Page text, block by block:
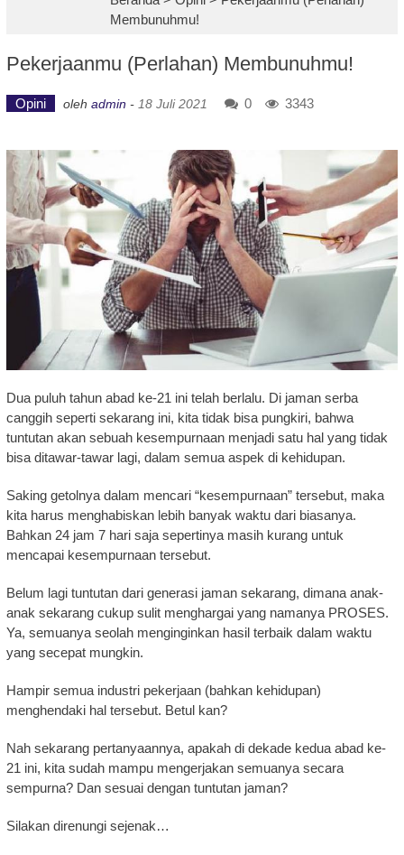
Membunuhmu!
Pekerjaanmu (Perlahan) Membunuhmu!
Opini oleh admin - 18 Juli 2021 0 3343
Dua puluh tahun abad ke-21 ini telah berlalu. Di jaman serba
canggih seperti sekarang ini, kita tidak bisa pungkiri, bahwa
tuntutan akan sebuah kesempurnaan menjadi satu hal yang tidak
bisa ditawar-tawar lagi, dalam semua aspek di kehidupan.
Saking getolnya dalam mencari “kesempurnaan” tersebut, maka
kita harus menghabiskan lebih banyak waktu dari biasanya.
Bahkan 24 jam 7 hari saja sepertinya masih kurang untuk
mencapai kesempurnaan tersebut.
Belum lagi tuntutan dari generasi jaman sekarang, dimana anak-
anak sekarang cukup sulit menghargai yang namanya PROSES.
Ya, semuanya seolah menginginkan hasil terbaik dalam waktu
yang secepat mungkin.
Hampir semua industri pekerjaan (bahkan kehidupan)
menghendaki hal tersebut. Betul kan?
Nah sekarang pertanyaannya, apakah di dekade kedua abad ke-
21 ini, kita sudah mampu mengerjakan semuanya secara
sempurna? Dan sesuai dengan tuntutan jaman?
Silakan direnungi sejenak…